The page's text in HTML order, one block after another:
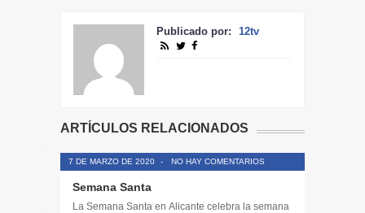
Publicado por: 12tv
ARTÍCULOS RELACIONADOS
7 DE MARZO DE 2020 - NO HAY COMENTARIOS
Semana Santa
La Semana Santa en Alicante celebra la semana